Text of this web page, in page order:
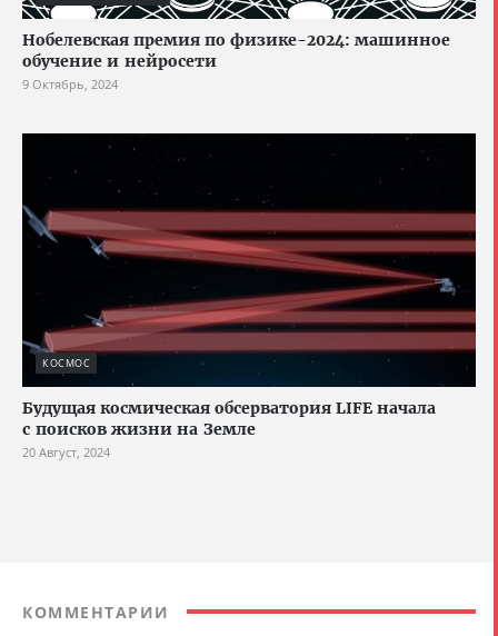
Нобелевская премия по физике-2024: машинное
обучение и нейросети
9 Октябрь, 2024
КОСМОС
Будущая космическая обсерватория LIFE начала
с поисков жизни на Земле
20 Август, 2024
КОММЕНТАРИИ